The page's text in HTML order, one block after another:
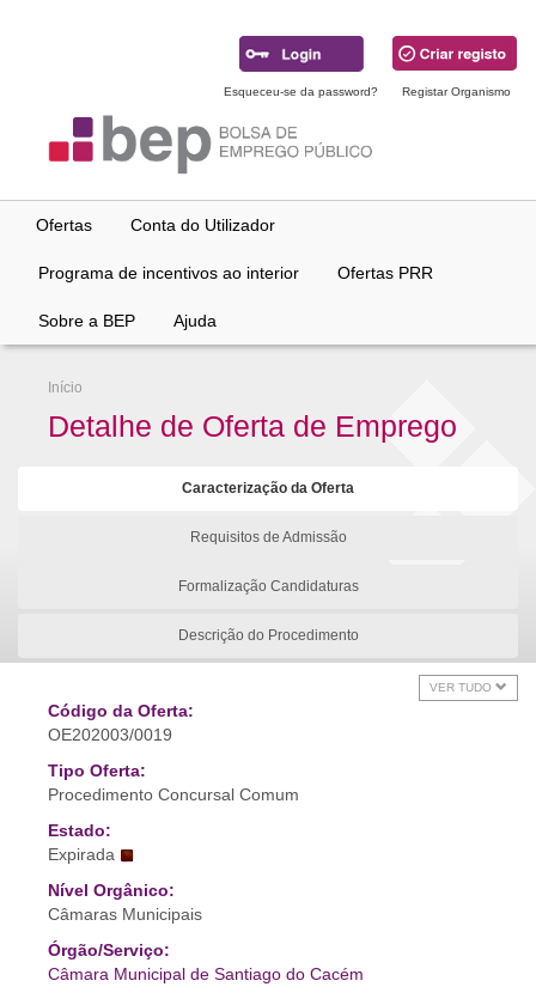
Esqueceu-se da password? Registar Organismo
Ofertas Conta do Utilizador
Programa de incentivos ao interior Ofertas PRR
Sobre a BEP Ajuda
Início
Detalhe de Oferta de Emprego
Caracterização da Oferta
Requisitos de Admissão
Formalização Candidaturas
Descrição do Procedimento
VER TUDO
Código da Oferta:
OE202003/0019
Tipo Oferta:
Procedimento Concursal Comum
Estado:
Expirada
Nível Orgânico:
Câmaras Municipais
Órgão/Serviço:
Câmara Municipal de Santiago do Cacém